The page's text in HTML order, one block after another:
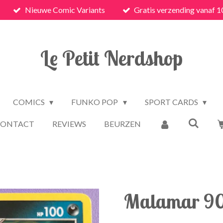
Nieuwe Comic Variants Gratis verzending vanaf
Le Petit Nerdshop
COMICS FUNKO POP SPORT CARDS
REVIEWS BEURZEN
Malamar